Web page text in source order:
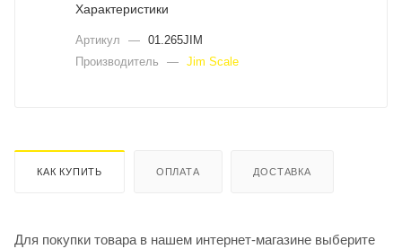
Характеристики
Артикул — 01.265JIM
Производитель
— Jim Scale
КАК КУПИТЬ ОПЛАТА ДОСТАВКА
Для покупки товара в нашем интернет-магазине выберите